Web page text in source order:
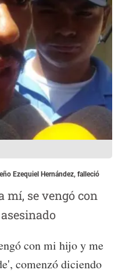
Ezequiel Hernández, falleció
mí, se vengó con
con mi hijo y me
comenzó diciendo